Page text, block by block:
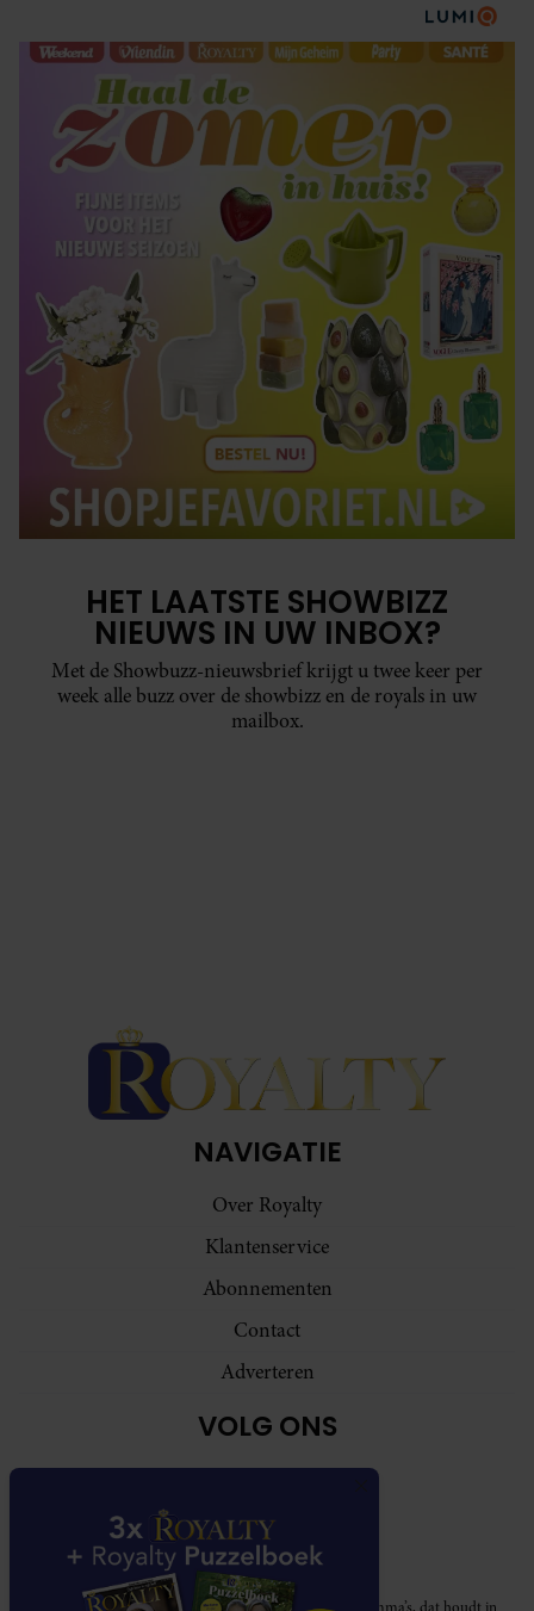
HET LAATSTE SHOWBIZZ
NIEUWS IN UW INBOX?
Met de Showbuzz-nieuwsbrief krijgt u twee keer per
week alle buzz over de showbizz en de royals in uw
mailbox.
NAVIGATIE
Over Royalty
Klantenservice
Abonnementen
Contact
Adverteren
VOLG ONS